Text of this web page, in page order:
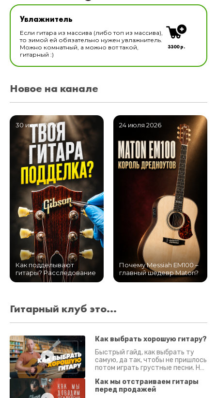
Увлажнитель для музыкальных инструментов
В наличии
Увлажнитель
Если гитара из массива (либо топ из массива),
то зимой ей обязательно нужен увлажнитель.
Можно комнатный, а можно вот такой,
гитарный :)
3300 р.
Новое на канале
30 июля 2026
Как подделывают
гитары? Расследование
24 июля 2026
Почему Messiah EM100 –
главный шедевр Maton?
Гитарный клуб это...
Как выбрать хорошую гитару?
Быстрый гайд, как выбрать ту
самую, да так, чтобы не пришлось
потом играть грустные песни. На
Как мы отстраиваем гитары
перед продажей